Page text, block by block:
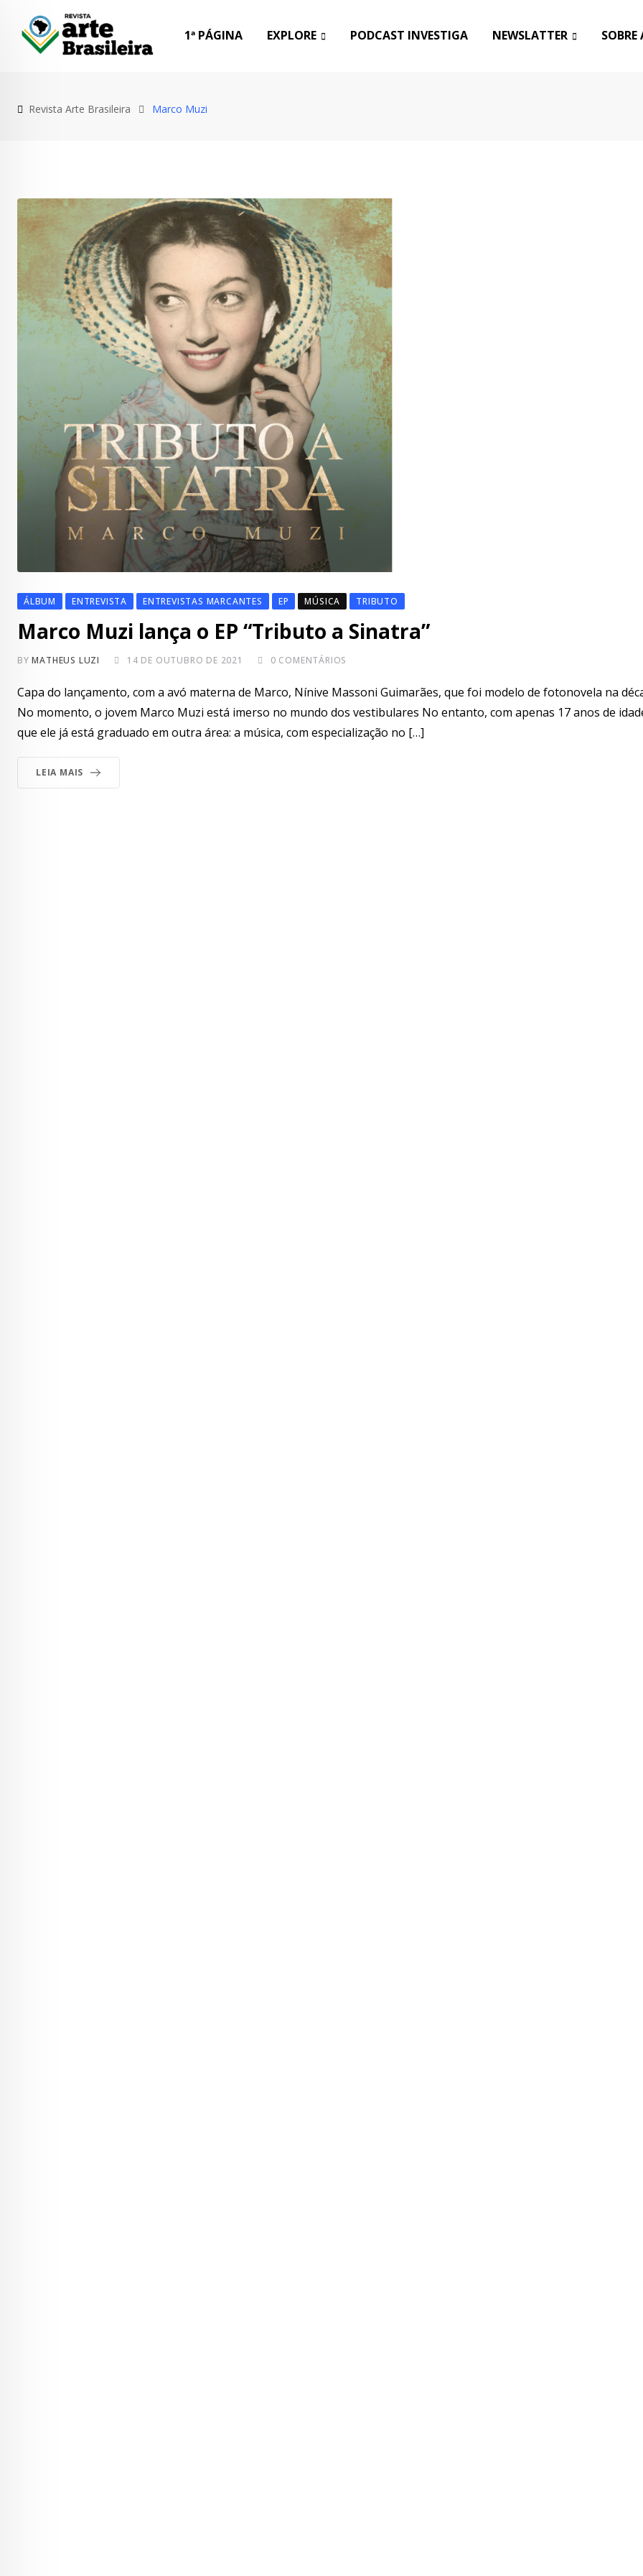
content
1ª PÁGINA EXPLORE PODCAST INVESTIGA NEWSLATTER SOBRE
Revista Arte Brasileira Marco Muzi
ÁLBUM ENTREVISTA ENTREVISTAS MARCANTES EP MÚSICA TRIBUTO
Marco Muzi lança o EP “Tributo a Sinatra”
BYMATHEUS LUZI 14 DE OUTUBRO DE 2021 0 COMENTÁRIOS
Capa do lançamento, com a avó materna de Marco, Nínive Massoni Guimarães, que foi modelo de fotonovela na
No momento, o jovem Marco Muzi está imerso no mundo dos vestibulares No entanto, com apenas 17 anos de
que ele já está graduado em outra área: a música, com especialização no […]
LEIA MAIS